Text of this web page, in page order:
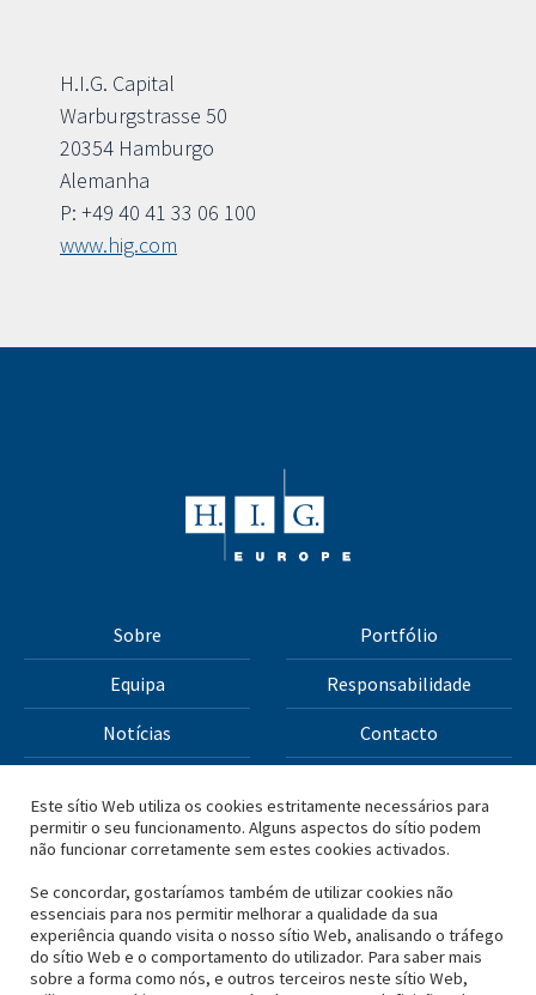
H.I.G. Capital
Warburgstrasse 50
20354 Hamburgo
Alemanha
P: +49 40 41 33 06 100
www.hig.com
Sobre Portfólio
Equipa Responsabilidade
Notícias Contacto
Todos os materiais deste site Copyright © 2026 H.I.G.
Capital, LLC
*Com base no capital total angariado pela H.I.G. Capital e
suas filiais.
Este sítio Web utiliza os cookies estritamente necessários para
permitir o seu funcionamento. Alguns aspectos do sítio podem
não funcionar corretamente sem estes cookies activados.
Se concordar, gostaríamos também de utilizar cookies não
essenciais para nos permitir melhorar a qualidade da sua
experiência quando visita o nosso sítio Web, analisando o tráfego
do sítio Web e o comportamento do utilizador. Para saber mais
sobre a forma como nós, e outros terceiros neste sítio Web,